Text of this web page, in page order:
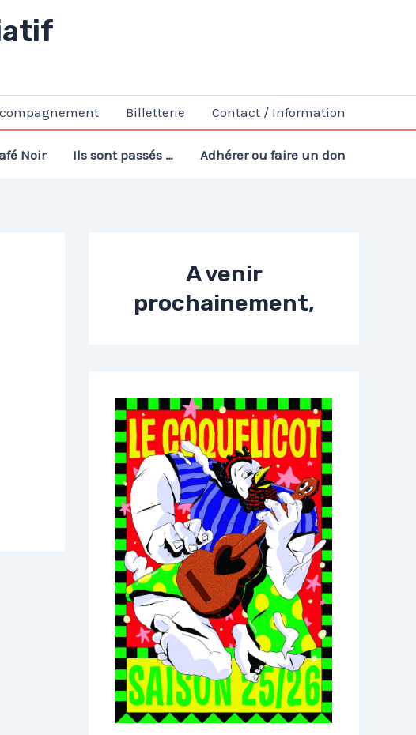
Billetterie Contact / Information
Noir Ils sont passés … Adhérer ou faire un don
A venir
prochainement,